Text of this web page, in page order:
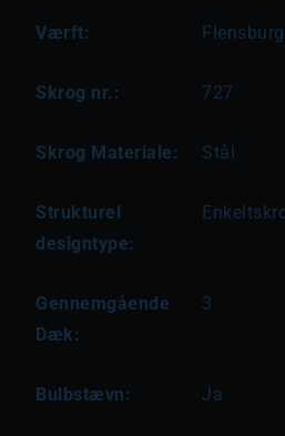
Værft:
Skrog nr.: 727
Skrog Materiale: Stål
Strukturel
designtype:
Gennemgående
Dæk:
3
Bulbstævn: Ja